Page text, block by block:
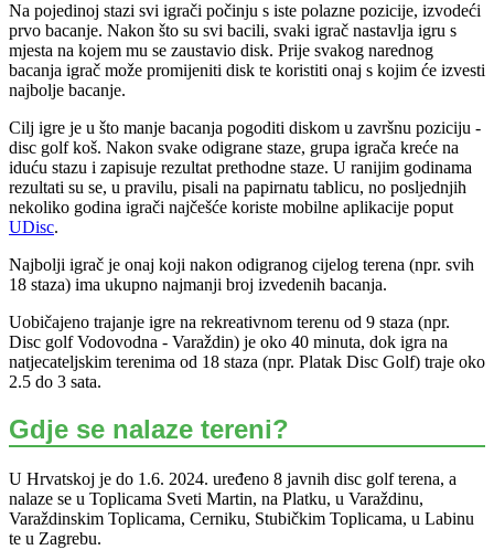
Na pojedinoj stazi svi igrači počinju s iste polazne pozicije, izvodeći
prvo bacanje. Nakon što su svi bacili, svaki igrač nastavlja igru s
mjesta na kojem mu se zaustavio disk. Prije svakog narednog
bacanja igrač može promijeniti disk te koristiti onaj s kojim će izvesti
najbolje bacanje.
Cilj igre je u što manje bacanja pogoditi diskom u završnu poziciju -
disc golf koš. Nakon svake odigrane staze, grupa igrača kreće na
iduću stazu i zapisuje rezultat prethodne staze. U ranijim godinama
rezultati su se, u pravilu, pisali na papirnatu tablicu, no posljednjih
nekoliko godina igrači najčešće koriste mobilne aplikacije poput
UDisc.
Najbolji igrač je onaj koji nakon odigranog cijelog terena (npr. svih
18 staza) ima ukupno najmanji broj izvedenih bacanja.
Uobičajeno trajanje igre na rekreativnom terenu od 9 staza (npr.
Disc golf Vodovodna - Varaždin) je oko 40 minuta, dok igra na
natjecateljskim terenima od 18 staza (npr. Platak Disc Golf) traje oko
2.5 do 3 sata.
Gdje se nalaze tereni?
U Hrvatskoj je do 1.6. 2024. uređeno 8 javnih disc golf terena, a
nalaze se u Toplicama Sveti Martin, na Platku, u Varaždinu,
Varaždinskim Toplicama, Cerniku, Stubičkim Toplicama, u Labinu
te u Zagrebu.